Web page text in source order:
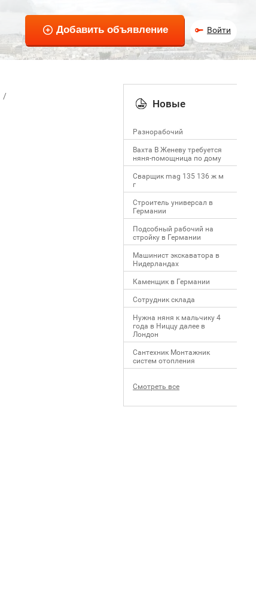
Войти
Новые
Разнорабочий
Вахта В Женеву требуется
няня-помощница по дому
Сварщик mag 135 136 ж м
г
Строитель универсал в
Германии
Подсобный рабочий на
стройку в Германии
Машинист экскаватора в
Нидерландах
Каменщик в Германии
Сотрудник склада
Нужна няня к мальчику 4
года в Ниццу далее в
Лондон
Сантехник Монтажник
систем отопления
Смотреть все